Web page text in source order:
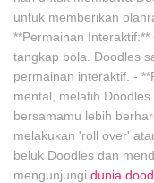
untuk memberikan
**Permainan
tangkap bola. Doodles
permainan interaktif. -
mental, melatih
bersamamu lebih
melakukan 'roll over'
beluk Doodles dan
mengunjungi dunia